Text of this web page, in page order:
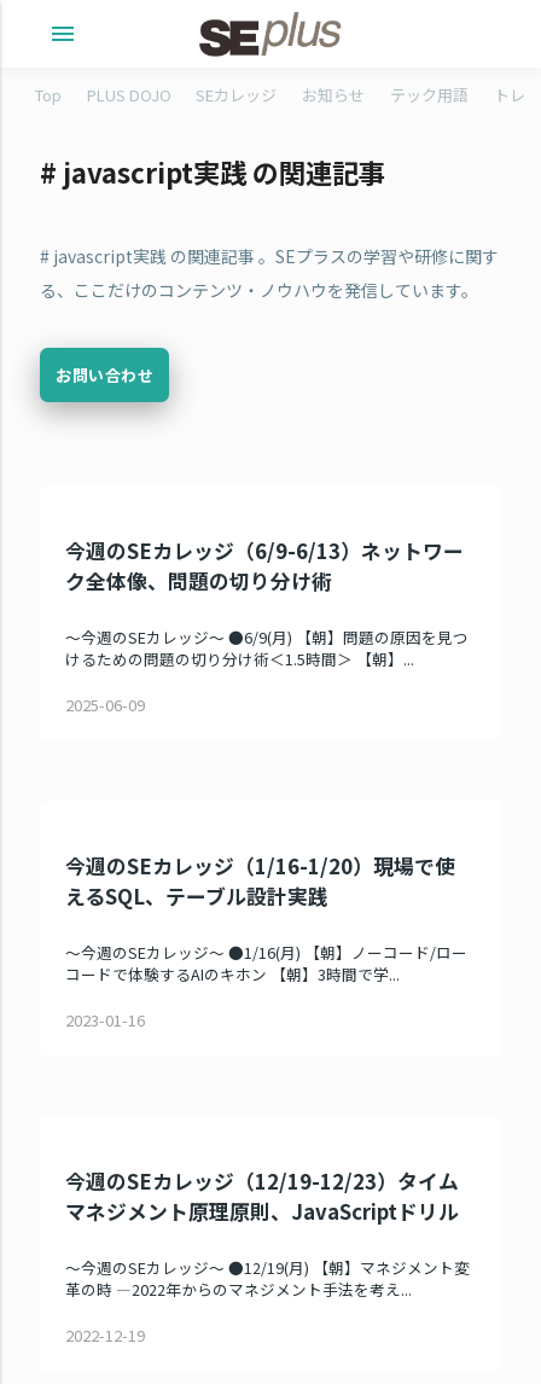
menu
Top PLUS DOJO SEカレッジ お知らせ テック用語 トレ
# javascript実践 の関連記事
# javascript実践 の関連記事 。SEプラスの学習や研修に関す
る、ここだけのコンテンツ・ノウハウを発信しています。
お問い合わせ
今週のSEカレッジ（6/9-6/13）ネットワー
ク全体像、問題の切り分け術
～今週のSEカレッジ～ ●6/9(月) 【朝】問題の原因を見つ
けるための問題の切り分け術＜1.5時間＞ 【朝】...
2025-06-09
今週のSEカレッジ（1/16-1/20）現場で使
えるSQL、テーブル設計実践
～今週のSEカレッジ～ ●1/16(月) 【朝】ノーコード/ロー
コードで体験するAIのキホン 【朝】3時間で学...
2023-01-16
今週のSEカレッジ（12/19-12/23）タイム
マネジメント原理原則、JavaScriptドリル
～今週のSEカレッジ～ ●12/19(月) 【朝】マネジメント変
革の時 ―2022年からのマネジメント手法を考え...
2022-12-19